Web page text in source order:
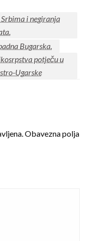
i negiranja
Bugarska.
potječu u
Ugarske
Obavezna polja